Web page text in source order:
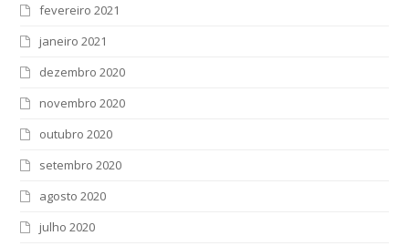
fevereiro 2021
janeiro 2021
dezembro 2020
novembro 2020
outubro 2020
setembro 2020
agosto 2020
julho 2020